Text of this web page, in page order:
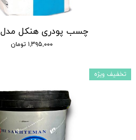
چسب پودری هنکل مدل CM22
۱,۳۹۵,۰۰۰ تومان
تخفیف ویژه